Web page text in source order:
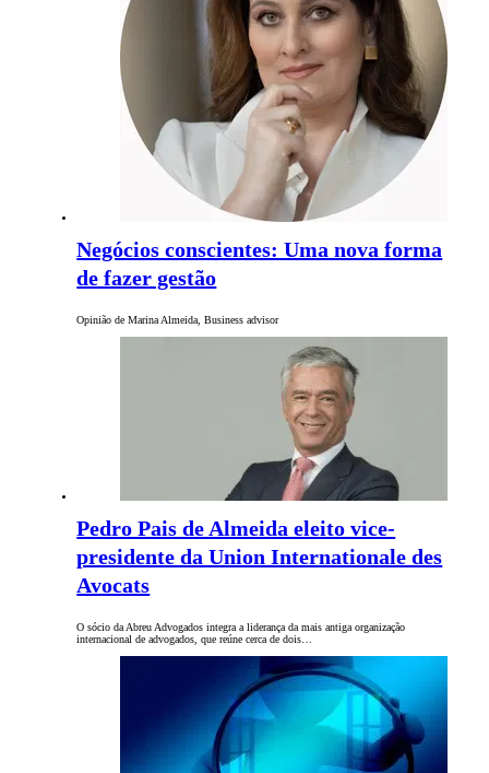
Negócios conscientes: Uma nova forma
de fazer gestão
Opinião de Marina Almeida, Business advisor
Pedro Pais de Almeida eleito vice-
presidente da Union Internationale des
Avocats
O sócio da Abreu Advogados integra a liderança da mais antiga organização
internacional de advogados, que reúne cerca de dois…